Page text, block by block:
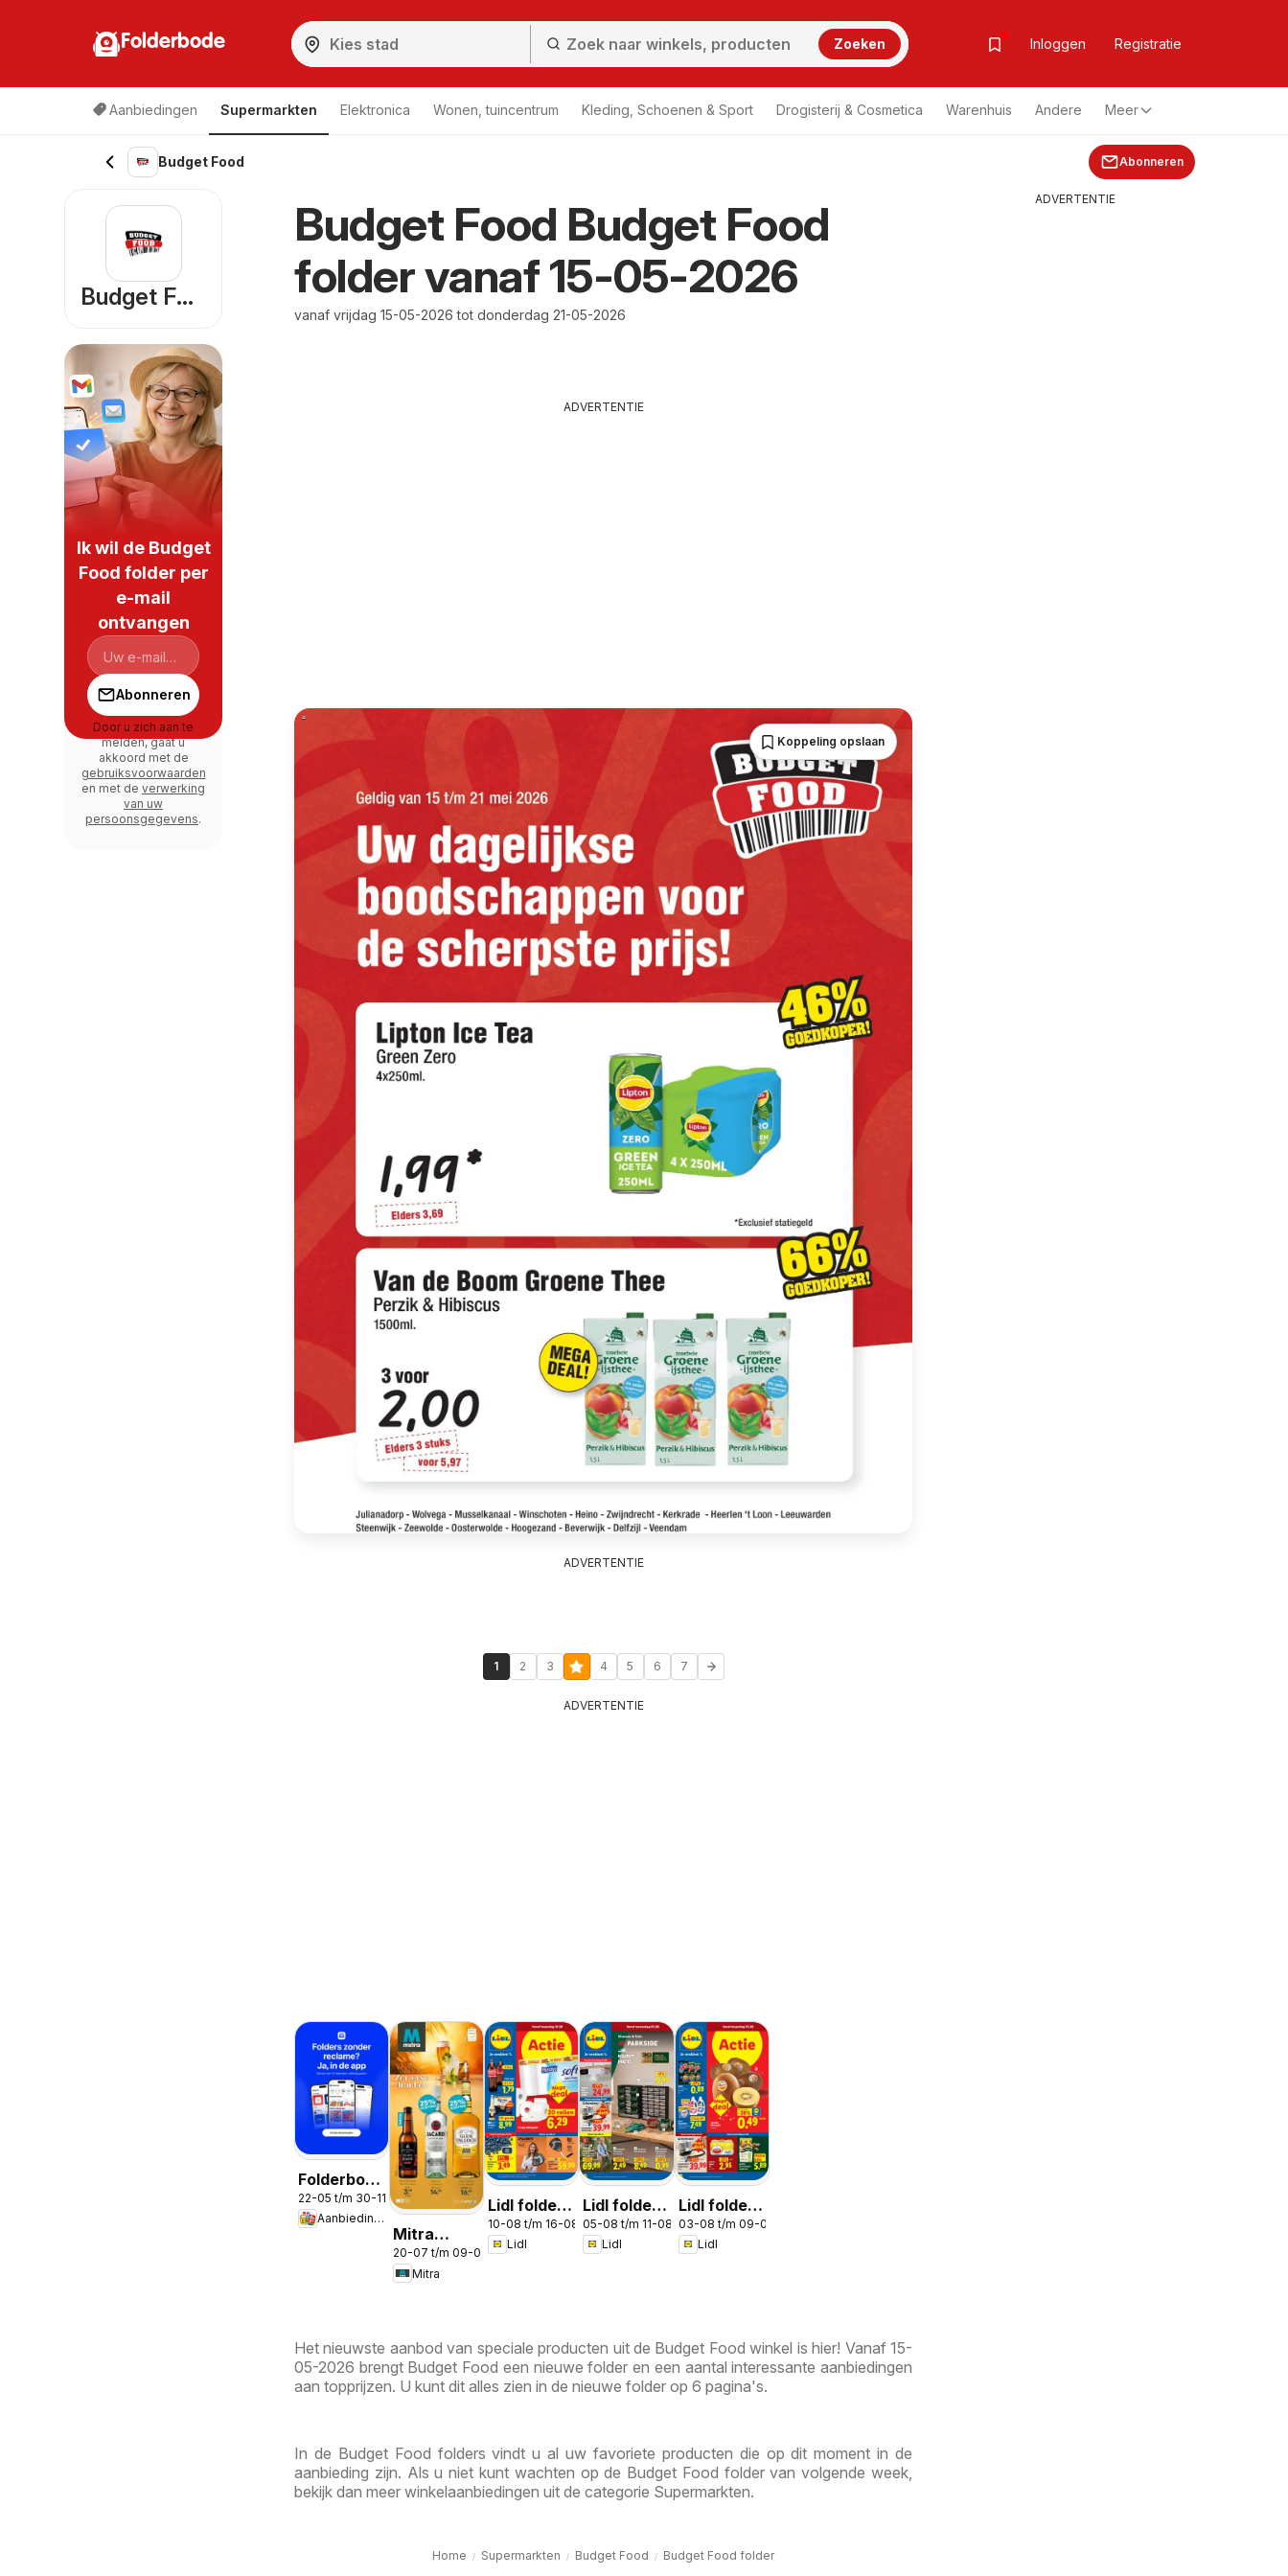
Folderbode Zoeken Inloggen Registratie
Aanbiedingen Supermarkten Elektronica Wonen, tuincentrum Kleding, Schoenen & Sport Drogisterij & Cosmetica Warenhuis Andere Meer
Budget Food Abonneren
Budget Food Budget Food
folder vanaf 15-05-2026
vanaf vrijdag 15-05-2026 tot donderdag 21-05-2026
ADVERTENTIE
Koppeling opslaan
ADVERTENTIE
1 2 3 4 5 6 7
ADVERTENTIE
Folderbode
-
Aanbiedingen
22-05 t/m 30-11-2026
Aanbiedingen
Mitra
Week 30 &
31
20-07 t/m 09-08-2026
Mitra
Lidl folder
week 33
10-08 t/m 16-08-2026
Lidl
Lidl folder -
Non food
05-08 t/m 11-08-2026
Lidl
Lidl folder
week 32
03-08 t/m 09-08-2026
Lidl
Het nieuwste aanbod van speciale producten uit de Budget Food winkel is hier! Vanaf 15-
05-2026 brengt Budget Food een nieuwe folder en een aantal interessante aanbiedingen
aan topprijzen. U kunt dit alles zien in de nieuwe folder op 6 pagina's.
In de Budget Food folders vindt u al uw favoriete producten die op dit moment in de
aanbieding zijn. Als u niet kunt wachten op de Budget Food folder van volgende week,
bekijk dan meer winkelaanbiedingen uit de categorie Supermarkten.
Home Supermarkten Budget Food Budget Food folder
Budget Food
Ik wil de Budget
Food folder per
e-mail
ontvangen
Abonneren
Door u zich aan te
melden, gaat u
akkoord met de
gebruiksvoorwaarden
en met de verwerking
van uw
persoonsgegevens.
ADVERTENTIE